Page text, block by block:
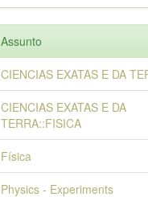
Assunto
CIENCIAS EXATAS E DA
CIENCIAS EXATAS E DA
TERRA::FISICA
Física
Physics - Experiments